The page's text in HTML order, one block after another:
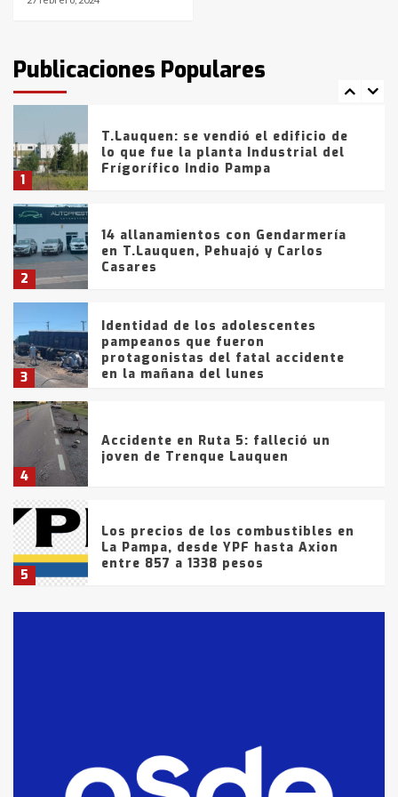
Publicaciones Populares
fueron detenidos por
comercialización de drogas en la
tarde del sábado
1
T.Lauquen: se vendió el edificio de
lo que fue la planta Industrial del
Frígorífico Indio Pampa
2
14 allanamientos con Gendarmería
en T.Lauquen, Pehuajó y Carlos
Casares
3
Identidad de los adolescentes
pampeanos que fueron
protagonistas del fatal accidente
en la mañana del lunes
4
Accidente en Ruta 5: falleció un
joven de Trenque Lauquen
5
Los precios de los combustibles en
La Pampa, desde YPF hasta Axion
entre 857 a 1338 pesos
fueron detenidos por
comercialización de drogas en la
tarde del sábado